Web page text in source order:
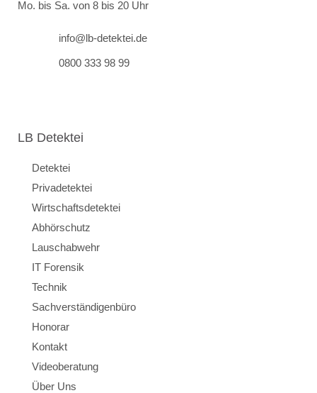
Mo. bis Sa. von 8 bis 20 Uhr
info@lb-detektei.de
0800 333 98 99
LB Detektei
Detektei
Privadetektei
Wirtschaftsdetektei
Abhörschutz
Lauschabwehr
IT Forensik
Technik
Sachverständigenbüro
Honorar
Kontakt
Videoberatung
Über Uns